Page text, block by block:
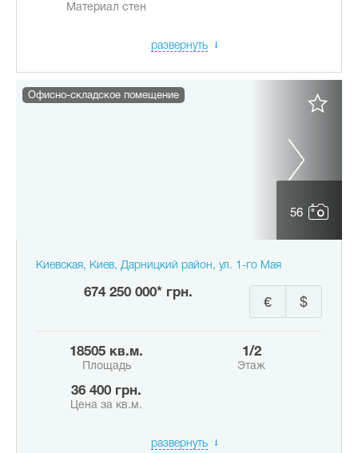
Материал стен
развернуть
56
Офисно-складское помещение
Киевская, Киев, Дарницкий район, ул. 1-го Мая
674 250 000* грн.
$
€
18505 кв.м.
Площадь
1/2
Этаж
36 400 грн.
Цена за кв.м.
развернуть